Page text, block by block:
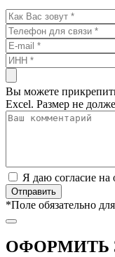
Вы можете
Excel. Размер не
Я даю согласие на
*Поле обязательно
ОФОРМИТЬ